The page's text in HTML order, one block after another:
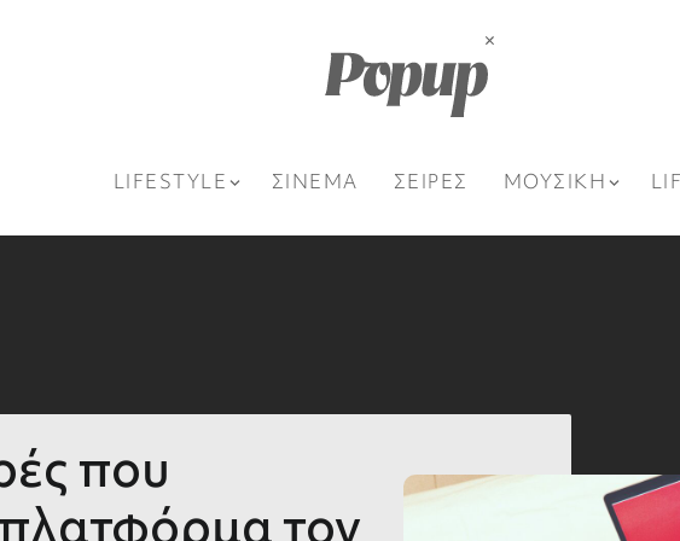
LIFESTYLE ΣΙΝΕΜΑ ΣΕΙΡΕΣ ΜΟΥΣΙΚΗ
που
τον